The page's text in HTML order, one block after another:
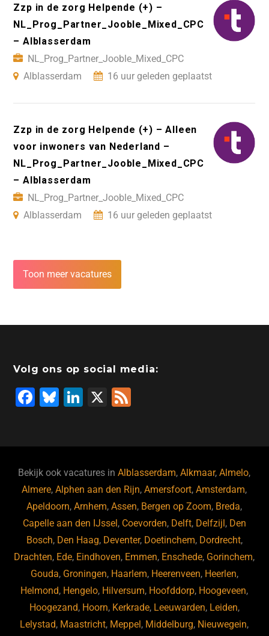
Zzp in de zorg Helpende (+) –
NL_Prog_Partner_Jooble_Mixed_CPC
– Alblasserdam
NL_Prog_Partner_Jooble_Mixed_CPC
Alblasserdam
16 uur geleden geplaatst
Zzp in de zorg Helpende (+) – Alleen
voor inwoners van Nederland –
NL_Prog_Partner_Jooble_Mixed_CPC
– Alblasserdam
NL_Prog_Partner_Jooble_Mixed_CPC
Alblasserdam
16 uur geleden geplaatst
Toon meer vacatures
Volg ons op social media:
F
b
o
o
k
Bl
ky
Li
dI
n
X
Bekijk ook vacatures inAlblasserdam,Alkmaar,Almelo,
Almere,Alphen aan den Rijn,Amersfoort,Amsterdam,
Apeldoorn,Arnhem,Assen, Bergen op Zoom, Breda,
Capelle aan den IJssel , Coevorden, Delft, Delfzijl , Den
Bosch, Den Haag, Deventer, Doetinchem, Dordrecht,
Drachten, Ede, Eindhoven, Emmen, Enschede, Gorinchem,
Gouda, Groningen, Haarlem, Heerenveen, Heerlen,
Helmond, Hengelo, Hilversum, Hoofddorp, Hoogeveen,
Hoogezand, Hoorn, Kerkrade, Leeuwarden, Leiden,
Lelystad, Maastricht, Meppel , Middelburg, Nieuwegein,